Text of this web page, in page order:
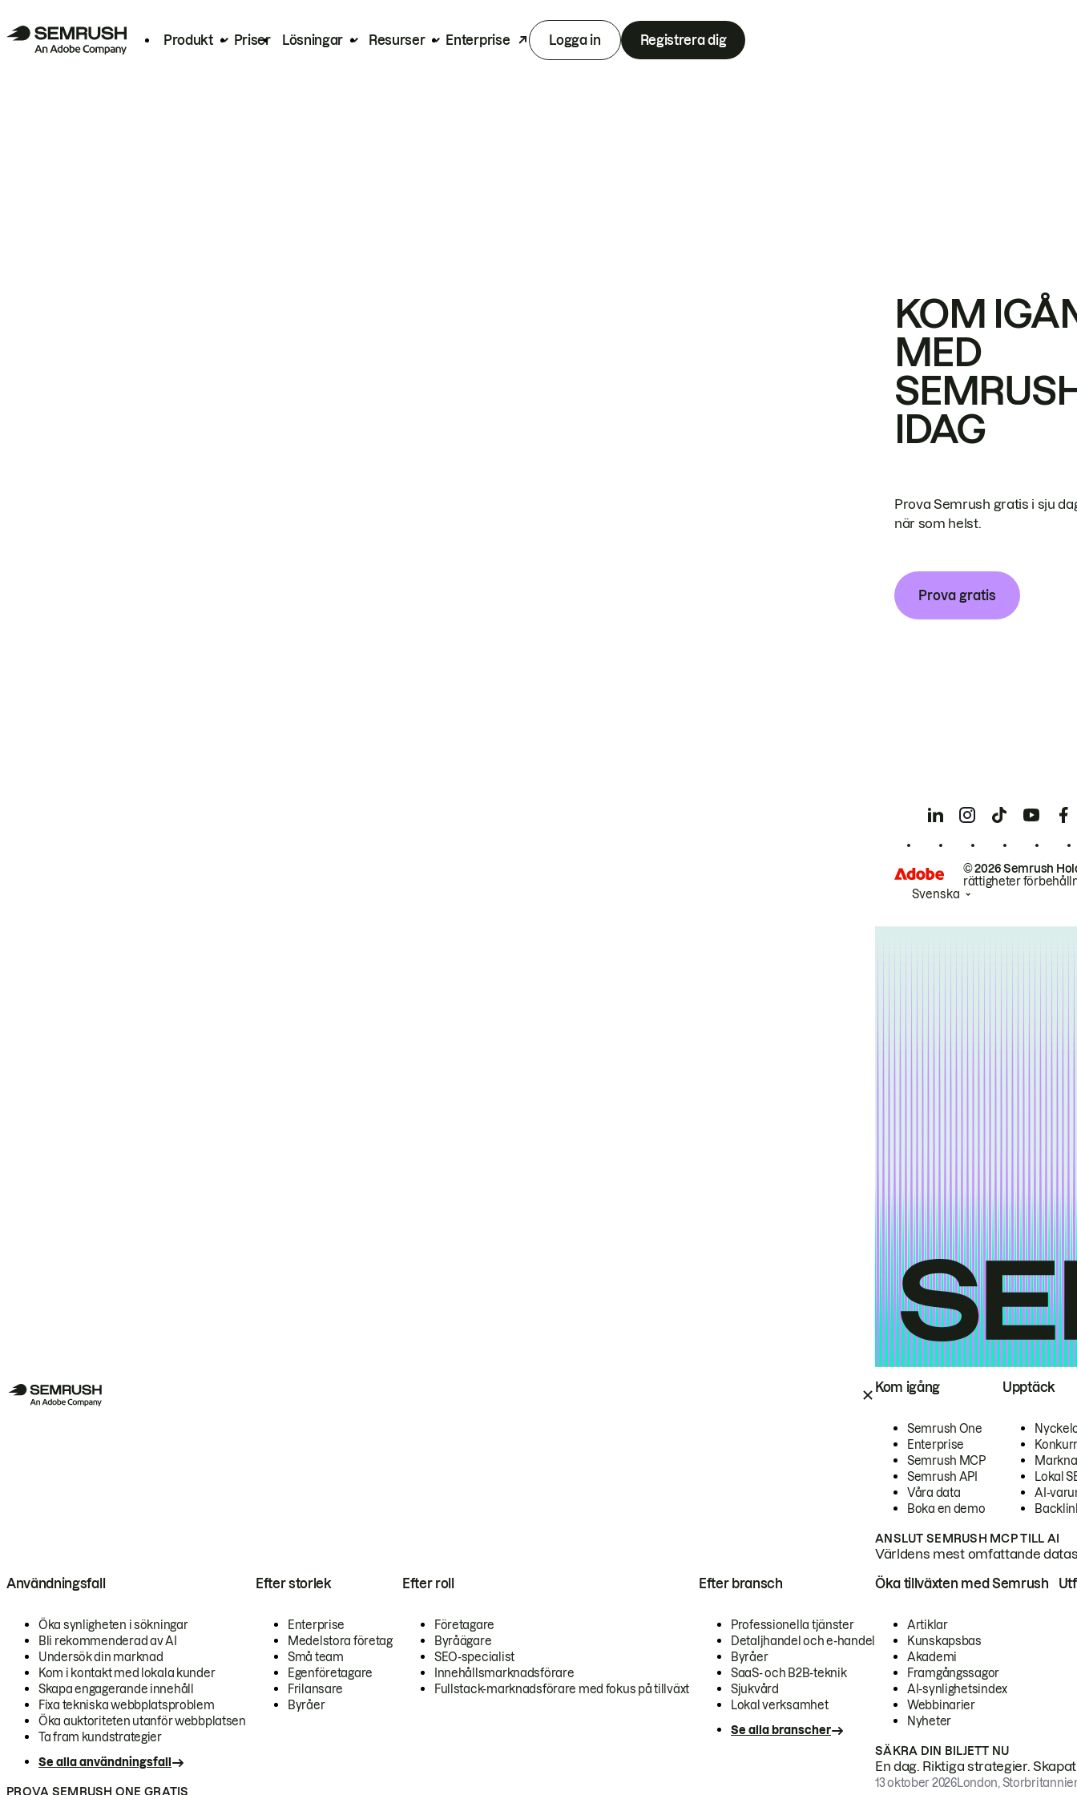
Produkt Priser Lösningar Resurser Enterprise Logga in Registrera dig
Kom igång
Semrush One
Enterprise
Semrush MCP
Semrush API
Våra data
Boka en demo
Upptäck
Lokal
AI-
ANSLUT SEMRUSH MCP TILL AI
Världens mest omfattande
Användningsfall
Öka synligheten i sökningar
Bli rekommenderad av AI
Undersök din marknad
Kom i kontakt med lokala kunder
Skapa engagerande innehåll
Fixa tekniska webbplatsproblem
Öka auktoriteten utanför webbplatsen
Ta fram kundstrategier
Se alla användningsfall
Efter storlek
Enterprise
Medelstora företag
Små team
Egenföretagare
Frilansare
Byråer
Efter roll
Företagare
Byråägare
SEO-specialist
Innehållsmarknadsförare
Fullstack-marknadsförare med fokus på tillväxt
Efter bransch
Professionella tjänster
Detaljhandel och e-handel
Byråer
SaaS- och B2B-teknik
Sjukvård
Lokal verksamhet
Se alla branscher
PROVA SEMRUSH ONE GRATIS
Öka tillväxten med Semrush
Artiklar
Kunskapsbas
Akademi
Framgångssagor
AI-synlighetsindex
Webbinarier
Nyheter
SÄKRA DIN BILJETT NU
En dag. Riktiga strategier.
13 oktober 2026London,
KOM
MED
IDAG
Prova Semrush gratis i sju
när som helst.
Prova gratis
© 2026 Semrush
rättigheter
Svenska